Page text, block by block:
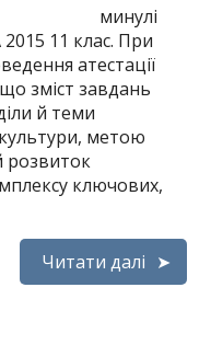
минулі
11 клас. При
атестації
зміст завдань
й теми
метою
розвиток
ключових,
Читати далі